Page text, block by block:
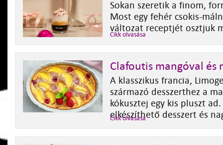
Sokan szeretik a finom,
Most egy fehér csokis-
változat receptjét osztjuk
Cikk olvasása
Clafoutis mangóval és
A klasszikus francia,
származó desszerthez a
kókusztej egy kis pluszt
elkészíthető desszert és
Cikk olvasása